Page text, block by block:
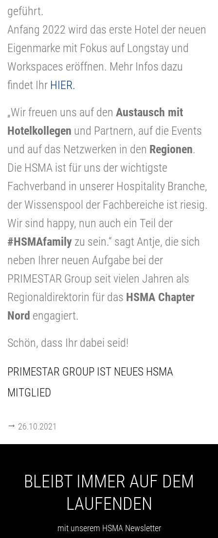
geführt.
Anfang 2022 wird das erste Hotel der neuen
Eigenmarke mit Fokus auf Longstay und
Workspaces eröffnen. Mehr Infos dazu
findet Ihr HIER.
„Wir freuen uns auf den Austausch mit
Hotelkollegen und Partnern, auf die Events
und auf das Netzwerken in den Regionen.
Die HSMA ist für uns der wichtigste
Fachverband in unserer Hospitality Branche,
der Wissenspool der Fachbereiche ist riesig.
Wir sind happy, nun auch ein Teil der
#HSMAfamily zu sein.“ sagt Antje, die sich
neben Ihrer neuen Aufgabe bei der
PRIMESTAR Group seit vielen Jahren als
Regionaldirektorin für das HSMA Chapter
Nord engagiert.
Schön, dass Ihr dabei seid!
PRIMESTAR GROUP IST NEUES HSMA
MITGLIED
26.10.2021
BLEIBT IMMER AUF DEM
LAUFENDEN
mit unserem HSMA Newsletter